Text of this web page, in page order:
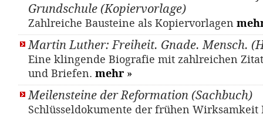
Grundschule (Kopiervorlage)
Zahlreiche Bausteine als Kopiervorlagen
Martin Luther: Freiheit. Gnade. Mensch.
Eine klingende Biografie mit zahlreichen
und Briefen. mehr »
Meilensteine der Reformation (Sachbuch)
Schlüsseldokumente der frühen